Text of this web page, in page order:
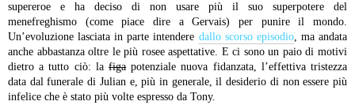
supereroe e ha deciso di non usare più il suo superpotere del
menefreghismo (come piace dire a Gervais) per punire il mondo.
Un’evoluzione lasciata in parte intendere dallo scorso episodio, ma andata
anche abbastanza oltre le più rosee aspettative. E ci sono un paio di motivi
dietro a tutto ciò: la figa potenziale nuova fidanzata, l’effettiva tristezza
data dal funerale di Julian e, più in generale, il desiderio di non essere più
infelice che è stato più volte espresso da Tony.